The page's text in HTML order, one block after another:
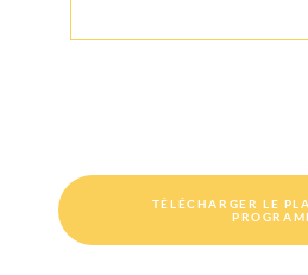
TÉLÉCHARGER LE